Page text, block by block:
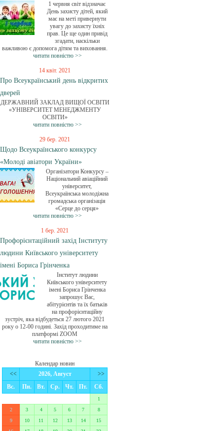
1 червня світ відзначає
День захисту дітей, який
має на меті привернути
увагу до захисту їхніх
прав. Це ще один привід
згадати, наскільки
важливою є допомога дітям та виховання.
читати повністю >>
14 квіт. 2021
Про Всеукраїнський день відкритих
дверей
ДЕРЖАВНИЙ ЗАКЛАД ВИЩОЇ ОСВІТИ
«УНІВЕРСИТЕТ МЕНЕДЖМЕНТУ
ОСВІТИ»
читати повністю >>
29 бер. 2021
Щодо Всеукраїнського конкурсу
«Молоді авіатори України»
Організатори Конкурсу –
Національний авіаційний
університет,
Всеукраїнська молодіжна
громадська організація
«Серце до серця»
читати повністю >>
1 бер. 2021
Профорієнтаційний захід Інституту
людини Київського університету
імені Бориса Грінченка
Інститут людини
Київського університету
імені Бориса Грінченка
запрошує Вас,
абітурієнтів та їх батьків
на профорієнтаційну
зустріч, яка відбудеться 27 лютого 2021
року о 12-00 годині. Захід проходитиме на
платформі ZOOM
читати повністю >>
Календар новин
<<
2026, Август
>>
Вс.
Пн. Вт. Ср. Чт. Пт. Сб.
1
2
3 4 5 6 7
8
9
10 11 12 13 14
15